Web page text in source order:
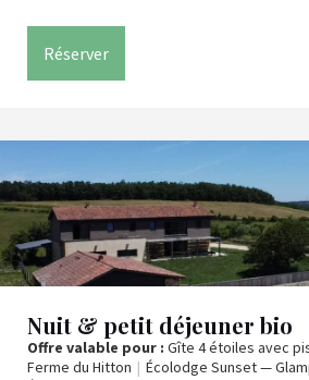
Réserver
Nuit & petit déjeuner bio
Offre valable pour : Gîte 4 étoiles avec
Ferme du Hitton | Écolodge Sunset —